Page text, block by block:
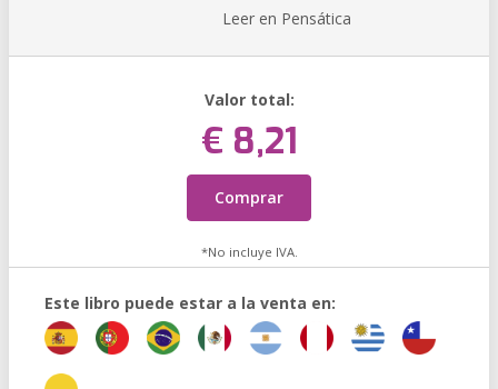
Leer en Pensática
Valor total:
€ 8,21
Comprar
*No incluye IVA.
Este libro puede estar a la venta en: